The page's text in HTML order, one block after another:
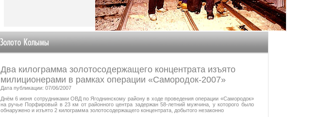
Два килограмма золотосодержащего концентрата изъято
милиционерами в рамках операции «Самородок-2007»
Дата публикации: 07/06/2007
Днём 6 июня сотрудниками ОВД по Ягоднинскому району в ходе проведения операции «Самородок»
на ручье Порфировый в 23 км от районного центра задержан 58-летний мужчина, у которого было
обнаружено и изъято 2 килограмма золотосодержащего концентрата, добытого незаконно